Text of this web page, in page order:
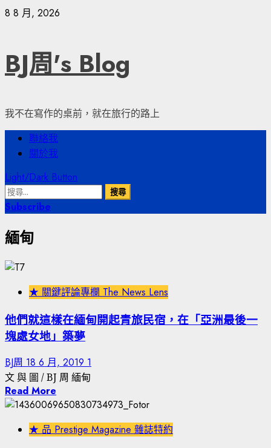
Skip
8 8 月, 2026
BJ周's Blog
我不在寫作的桌前，就在旅行的路上
Primary
Menu
聯絡我
關於我
Light/Dark Button
搜
尋
鍵
Subscribe
緬甸
★ 關鍵評論專欄 The News Lens
他們就這樣在緬甸開起青旅民宿，在「亞洲最後一
塊處女地」築夢
BJ周 18 6 月, 2019 1
文 與 圖 / BJ 周 緬甸
Read More
★ 品 Prestige Magazine 雜誌特約